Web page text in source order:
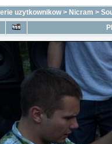
uzytkownikow> Nicram >